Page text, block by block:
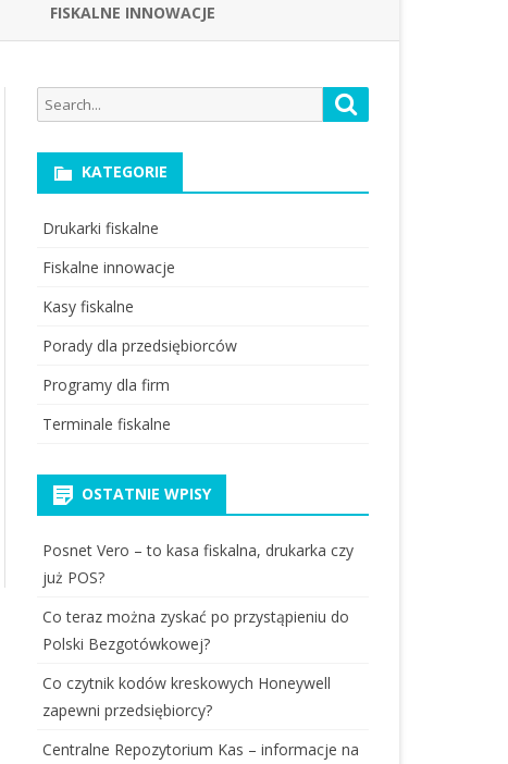
FISKALNE INNOWACJE
Search
for:
KATEGORIE
Drukarki fiskalne
Fiskalne innowacje
Kasy fiskalne
Porady dla przedsiębiorców
Programy dla firm
Terminale fiskalne
OSTATNIE WPISY
Posnet Vero – to kasa fiskalna, drukarka czy
już POS?
Co teraz można zyskać po przystąpieniu do
Polski Bezgotówkowej?
Co czytnik kodów kreskowych Honeywell
zapewni przedsiębiorcy?
Centralne Repozytorium Kas – informacje na